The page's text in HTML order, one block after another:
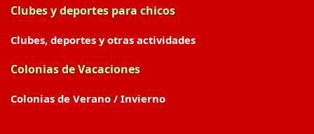
Clubes y deportes para chicos
Clubes, deportes y otras actividades
Colonias de Vacaciones
Colonias de Verano / Invierno